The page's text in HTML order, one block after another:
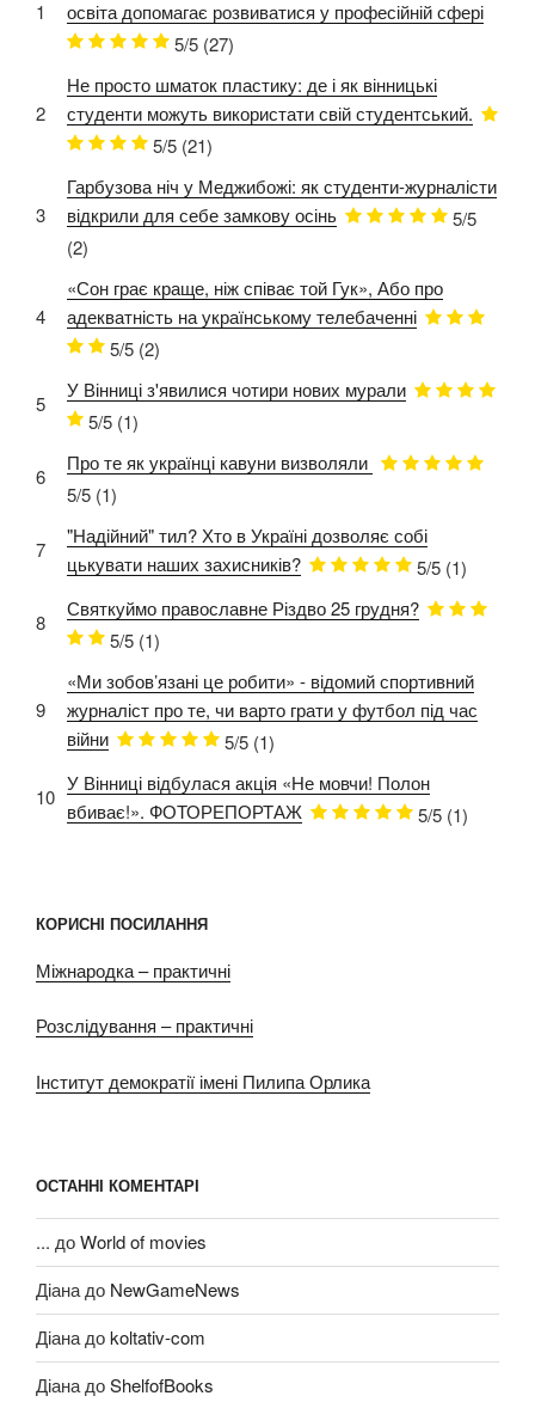
1
освіта допомагає розвиватися у професійній сфері
5/5 (27)
2
Не просто шматок пластику: де і як вінницькі
студенти можуть використати свій студентський.
5/5 (21)
3
Гарбузова ніч у Меджибожі: як студенти-журналісти
відкрили для себе замкову осінь
5/5
(2)
4
«Сон грає краще, ніж співає той Гук», Або про
адекватність на українському телебаченні
5/5 (2)
5
У Вінниці з'явилися чотири нових мурали
5/5 (1)
6
Про те як українці кавуни визволяли
5/5 (1)
7
"Надійний" тил? Хто в Україні дозволяє собі
цькувати наших захисників?
5/5 (1)
8
Святкуймо православне Різдво 25 грудня?
5/5 (1)
9
«Ми зобов’язані це робити» - відомий спортивний
журналіст про те, чи варто грати у футбол під час
війни
5/5 (1)
10
У Вінниці відбулася акція «Не мовчи! Полон
вбиває!». ФОТОРЕПОРТАЖ
5/5 (1)
КОРИСНІ ПОСИЛАННЯ
Міжнародка – практичні
Розслідування – практичні
Інститут демократії імені Пилипа Орлика
ОСТАННІ КОМЕНТАРІ
... доWorld of movies
Діана до NewGameNews
Діана доkoltativ-com
Діана доShelfofBooks